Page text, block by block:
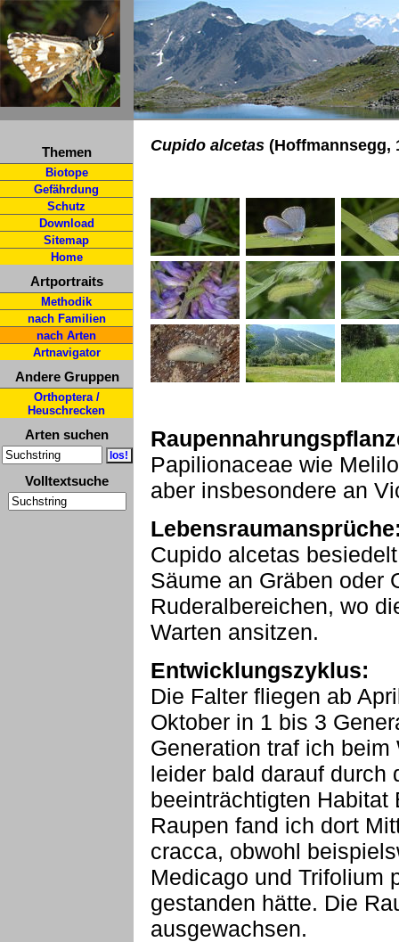
Themen
Biotope
Gefährdung
Schutz
Download
Sitemap
Home
Artportraits
Methodik
nach Familien
nach Arten
Artnavigator
Andere Gruppen
Orthoptera /
Heuschrecken
Arten suchen
Volltextsuche
Cupido alcetas (Hoffmannsegg,
Papilionaceae wie
aber insbesondere an
Cupido alcetas
Säume an Gräben oder
Ruderalbereichen, wo
Warten ansitzen.
Entwicklungszyklus:
Die Falter fliegen ab
Oktober in 1 bis 3
Generation traf ich
leider bald darauf durch
beeinträchtigten
Raupen fand ich dort
cracca, obwohl
Medicago und Trifolium
gestanden hätte. Die
ausgewachsen.